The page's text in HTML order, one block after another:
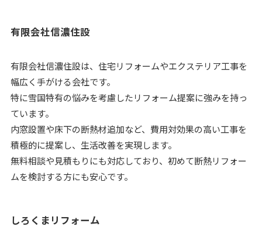
有限会社信濃住設
有限会社信濃住設は、住宅リフォームやエクステリア工事を
幅広く手がける会社です。
特に雪国特有の悩みを考慮したリフォーム提案に強みを持っ
ています。
内窓設置や床下の断熱材追加など、費用対効果の高い工事を
積極的に提案し、生活改善を実現します。
無料相談や見積もりにも対応しており、初めて断熱リフォー
ムを検討する方にも安心です。
しろくまリフォーム